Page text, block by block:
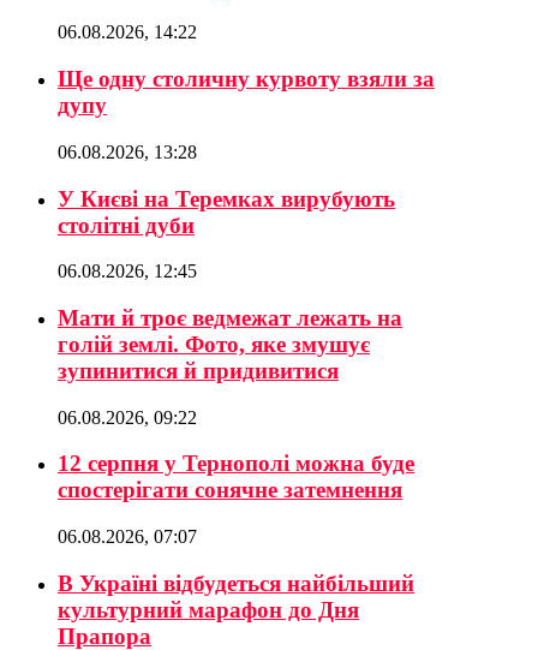
06.08.2026, 14:22
Ще одну столичну курвоту взяли за
дупу
06.08.2026, 13:28
У Києві на Теремках вирубують
столітні дуби
06.08.2026, 12:45
Мати й троє ведмежат лежать на
голій землі. Фото, яке змушує
зупинитися й придивитися
06.08.2026, 09:22
12 серпня у Тернополі можна буде
спостерігати сонячне затемнення
06.08.2026, 07:07
В Україні відбудеться найбільший
культурний марафон до Дня
Прапора